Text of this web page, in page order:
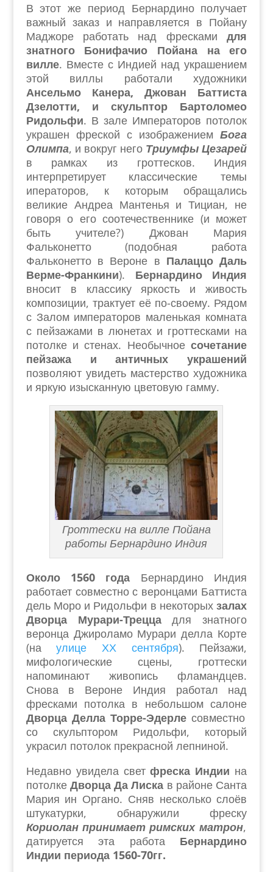
В этот же период Бернардино получает
важный заказ и направляется в Пойану
Маджоре работать над фресками для
знатного Бонифачио Пойана на его
вилле. Вместе с Индией над украшением
этой виллы работали художники
Ансельмо Канера, Джован Баттиста
Дзелотти, и скульптор Бартоломео
Ридольфи. В зале Императоров потолок
украшен фреской с изображением Бога
Олимпа, и вокруг него Триумфы Цезарей
в рамках из гроттесков. Индия
интерпретирует классические темы
иператоров, к которым обращались
великие Андреа Мантенья и Тициан, не
говоря о его соотечественнике (и может
быть учителе?) Джован Мария
Фальконетто (подобная работа
Фальконетто в Вероне в Палаццо Даль
Верме-Франкини). Бернардино Индия
вносит в классику яркость и живость
композиции, трактует её по-своему. Рядом
с Залом императоров маленькая комната
с пейзажами в люнетах и гроттесками на
потолке и стенах. Необычноесочетание
пейзажа и античных украшений
позволяют увидеть мастерство художника
и яркую изысканную цветовую гамму.
Гроттески на вилле Пойана
работы Бернардино Индия
Около 1560 года Бернардино Индия
работает совместно с веронцами Баттиста
дель Моро и Ридольфи в некоторыхзалах
Дворца Мурари-Треццадля знатного
веронца Джироламо Мурари делла Корте
(наулице ХХ сентября). Пейзажи,
мифологические сцены, гроттески
напоминают живопись фламандцев.
Снова в Вероне Индия работал над
фресками потолка в небольшом салоне
Дворца Делла Торре-Эдерле совместно
со скульптором Ридольфи, который
украсил потолок прекрасной лепниной.
Недавно увидела светфреска Индии на
потолке Дворца Да Лиска в районе Санта
Мария ин Органо. Сняв несколько слоёв
штукатурки, обнаружили фреску
Кориолан принимает римских матрон,
датируется эта работаБернардино
Индии периода 1560-70гг.